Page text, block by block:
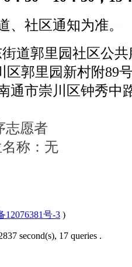
、社区通知为准。
道郭里园社区公
区郭里园新村附89
通市崇川区钟秀中
志愿者
称：无
12076381号-3 )
second(s), 17 queries .